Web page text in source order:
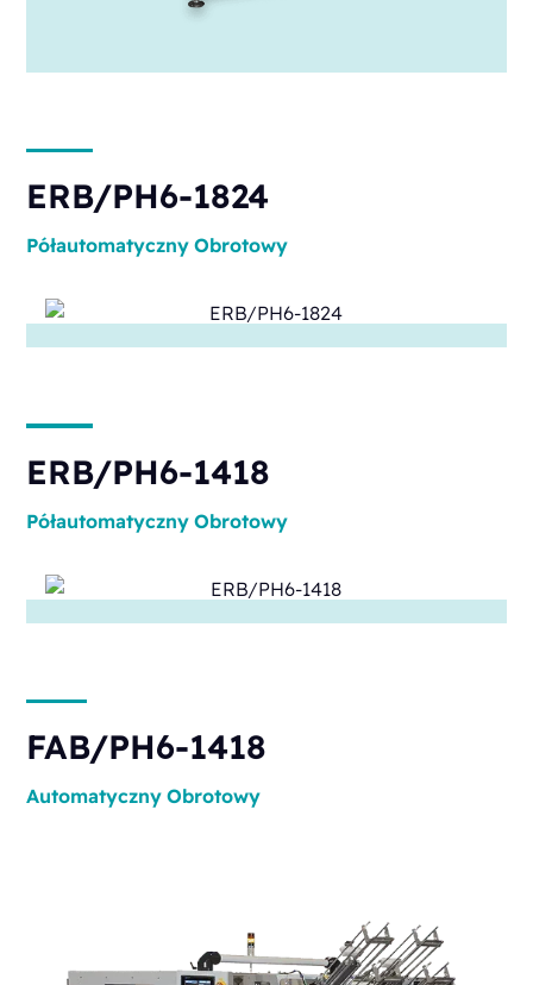
ERB/PH6-1824
Półautomatyczny Obrotowy
ERB/PH6-1418
Półautomatyczny Obrotowy
FAB/PH6-1418
Automatyczny Obrotowy